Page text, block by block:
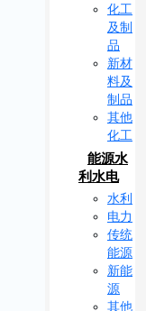
化工
及制
品
新材
料及
制品
其他
化工
能源水
利水电
水利
电力
传统
能源
新能
源
其他